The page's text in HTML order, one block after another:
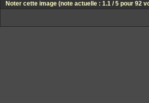
Noter cette image (note actuelle : 1.1 / 5 pour 92